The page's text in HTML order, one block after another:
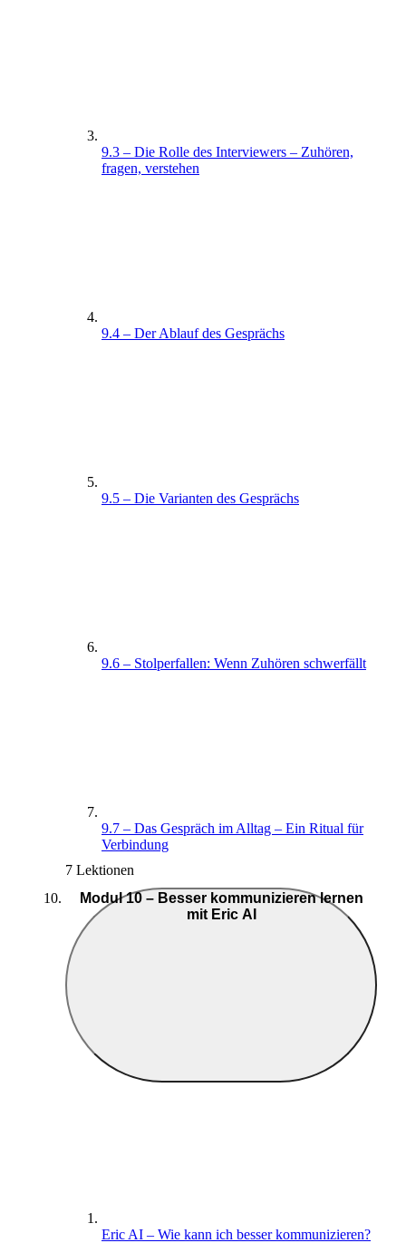
9.3 – Die Rolle des Interviewers – Zuhören,
fragen, verstehen
9.4 – Der Ablauf des Gesprächs
9.5 – Die Varianten des Gesprächs
9.6 – Stolperfallen: Wenn Zuhören schwerfällt
9.7 – Das Gespräch im Alltag – Ein Ritual für
Verbindung
7 Lektionen
Modul 10 – Besser kommunizieren lernen
mit Eric AI
Eric AI – Wie kann ich besser kommunizieren?